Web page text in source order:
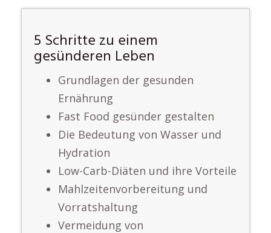
5 Schritte zu einem
gesünderen Leben
Grundlagen der gesunden
Ernährung
Fast Food gesünder gestalten
Die Bedeutung von Wasser und
Hydration
Low-Carb-Diäten und ihre Vorteile
Mahlzeitenvorbereitung und
Vorratshaltung
Vermeidung von